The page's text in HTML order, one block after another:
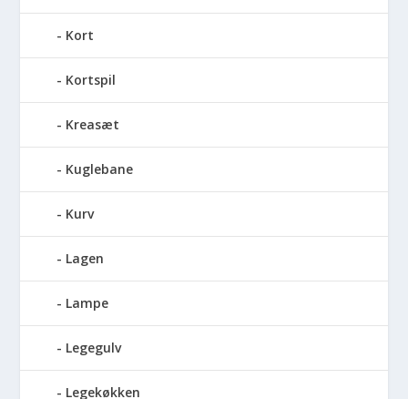
Kort
Kortspil
Kreasæt
Kuglebane
Kurv
Lagen
Lampe
Legegulv
Legekøkken